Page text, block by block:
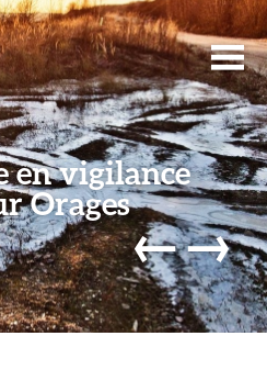
en vigilance
Orages
←→